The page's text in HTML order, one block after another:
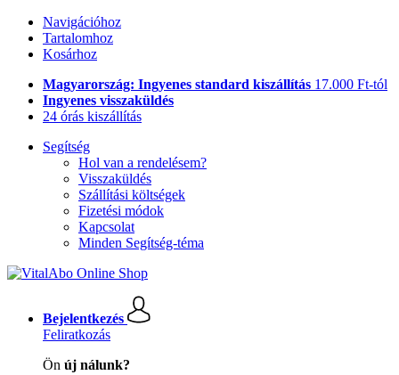
Navigációhoz
Tartalomhoz
Kosárhoz
Magyarország: Ingyenes standard kiszállítás 17.000 Ft-tól
Ingyenes visszaküldés
24 órás kiszállítás
Segítség
Hol van a rendelésem?
Visszaküldés
Szállítási költségek
Fizetési módok
Kapcsolat
Minden Segítség-téma
Bejelentkezés
Feliratkozás
Ön új nálunk?